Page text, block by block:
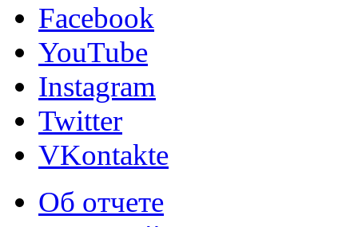
Facebook
YouTube
Instagram
Twitter
VKontakte
Об отчете